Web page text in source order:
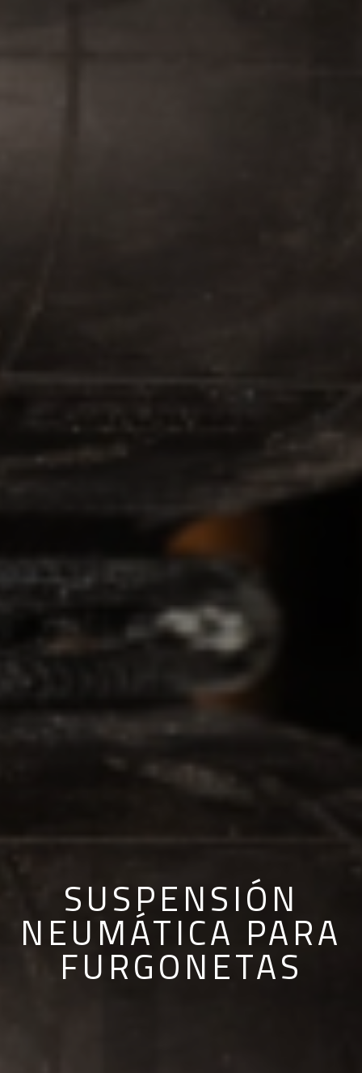
SUSPENSIÓN
NEUMÁTICA PARA
FURGONETAS